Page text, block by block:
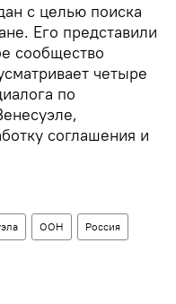
с целью поиска
Его представили
сообщество
четыре
по
соглашения и
ООН Россия